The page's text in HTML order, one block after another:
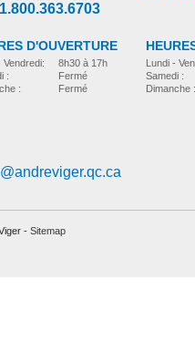
D'OUVERTURE
Vendredi:
:
:
8h30 à 17h
Fermé
Fermé
Lundi -
Samedi :
Dimanche :
- Sitemap